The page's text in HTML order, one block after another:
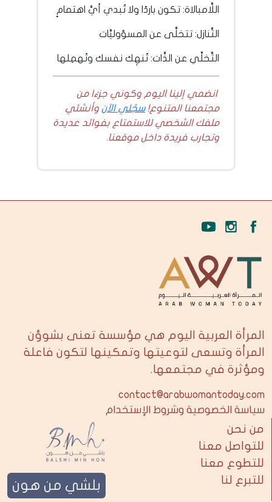
اللَّامبالاة: تكون باردًا ولا تُبدي أيَّ اهتمامٍ
التَّنازل: تتخلَّى عن المسؤوليَّات
التَّخلِّي عن الذَّات: تُنهِك نفسك وتُهمِلها
انضمي إلينا اليوم وكوني جزءًا من
مجتمعنا المتنوع!سجّلي الآن وأنشئي
ملفك الشخصي للاستمتاع بفوائد عديدة
وتجارب فريدة داخل موقعنا.
المرأة العربية اليوم هي مؤسسة تعنى بشوؤن
المرأة وتسعى لتوعيتها وتمكينها لتكون فاعلة
ومؤثرة في مجتمعها.
contact@arabwomantoday.com
سياسة الخصوصية وشروط الإستخدام
من نحن
للتواصل معنا
للتطوع معنا
للتبرع لنا
بلشي من هون